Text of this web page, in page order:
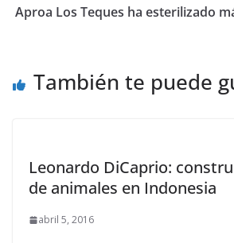
Aproa Los Teques ha esterilizado
También te puede
Leonardo DiCaprio:
de animales en Indonesia
abril 5, 2016